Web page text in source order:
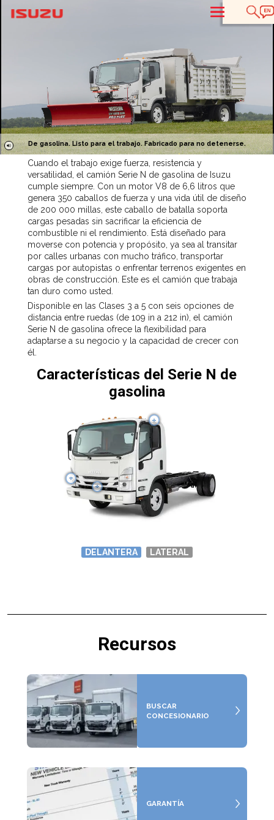
De gasolina. Listo para el trabajo. Fabricado para no detenerse.
Cuando el trabajo exige fuerza, resistencia y
versatilidad, el camión Serie N de gasolina de Isuzu
cumple siempre. Con un motor V8 de 6,6 litros que
genera 350 caballos de fuerza y una vida útil de diseño
de 200 000 millas, este caballo de batalla soporta
cargas pesadas sin sacrificar la eficiencia de
combustible ni el rendimiento. Está diseñado para
moverse con potencia y propósito, ya sea al transitar
por calles urbanas con mucho tráfico, transportar
cargas por autopistas o enfrentar terrenos exigentes en
obras de construcción. Este es el camión que trabaja
tan duro como usted.
Disponible en las Clases 3 a 5 con seis opciones de
distancia entre ruedas (de 109 in a 212 in), el camión
Serie N de gasolina ofrece la flexibilidad para
adaptarse a su negocio y la capacidad de crecer con
él.
Características del Serie N de
gasolina
DELANTERA LATERAL
Recursos
BUSCAR
CONCESIONARIO
GARANTÍA